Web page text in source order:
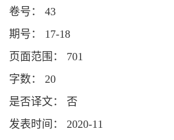
卷号： 43
期号： 17-18
页面范围： 701
字数： 20
是否译文： 否
发表时间： 2020-11